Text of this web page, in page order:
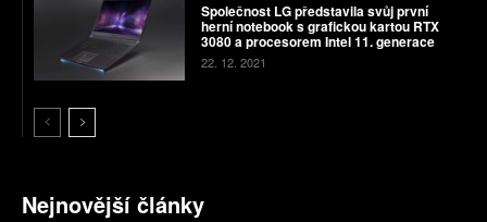
Společnost LG představila svůj první
herní notebook s grafickou kartou RTX
3080 a procesorem Intel 11. generace
22. 12. 2021
Nejnovější články